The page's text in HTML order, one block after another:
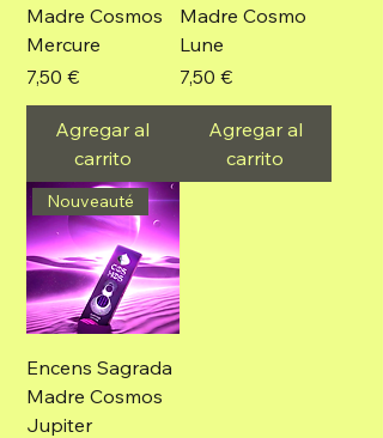
Madre Cosmos
Mercure
Precio
7,50 €
Agregar al
carrito
Madre Cosmo
Lune
Precio
7,50 €
Agregar al
carrito
Nouveauté
Encens Sagrada
Madre Cosmos
Jupiter